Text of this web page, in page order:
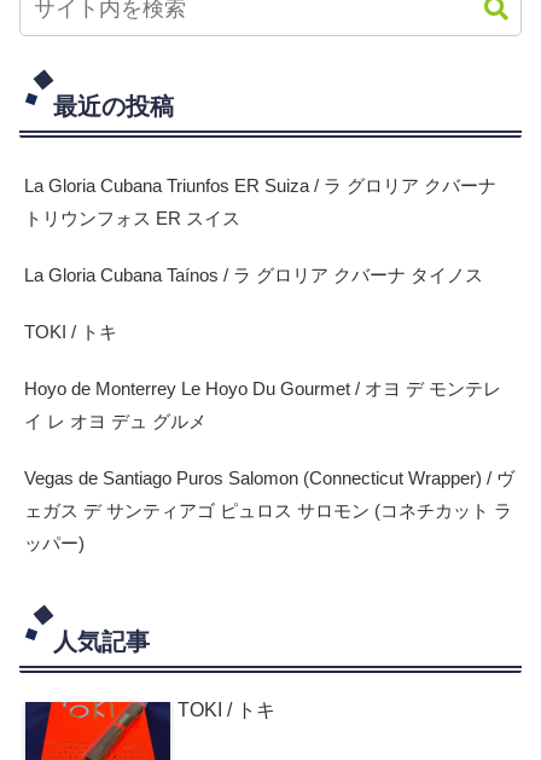
最近の投稿
La Gloria Cubana Triunfos ER Suiza / ラ グロリア クバーナ
トリウンフォス ER スイス
La Gloria Cubana Taínos / ラ グロリア クバーナ タイノス
TOKI / トキ
Hoyo de Monterrey Le Hoyo Du Gourmet / オヨ デ モンテレ
イ レ オヨ デュ グルメ
Vegas de Santiago Puros Salomon (Connecticut Wrapper) / ヴ
ェガス デ サンティアゴ ピュロス サロモン (コネチカット ラ
ッパー)
人気記事
TOKI / トキ